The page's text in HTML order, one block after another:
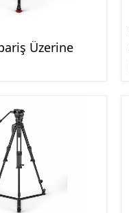
Üzerine